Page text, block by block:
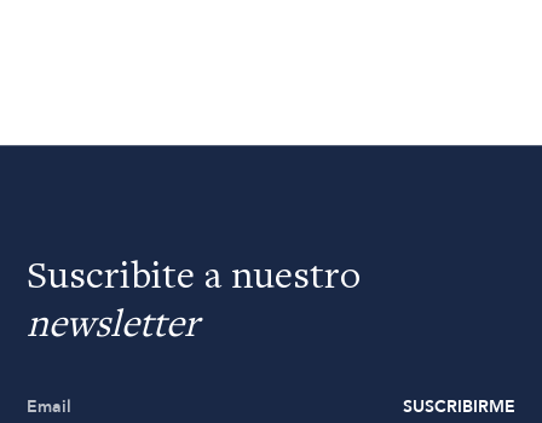
Suscribite a nuestro
newsletter
SUSCRIBIRME